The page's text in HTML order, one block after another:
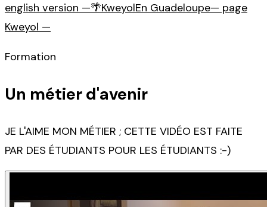
english version —🌴KweyolEn Guadeloupe— page
Kweyol —
Formation
Un métier d'avenir
JE L'AIME MON MÉTIER ; CETTE VIDÉO EST FAITE
PAR DES ÉTUDIANTS POUR LES ÉTUDIANTS :-)